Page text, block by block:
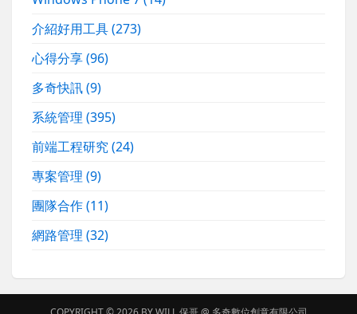
介紹好用工具(273)
心得分享(96)
多奇快訊(9)
系統管理(395)
前端工程研究(24)
專案管理(9)
團隊合作(11)
網路管理(32)